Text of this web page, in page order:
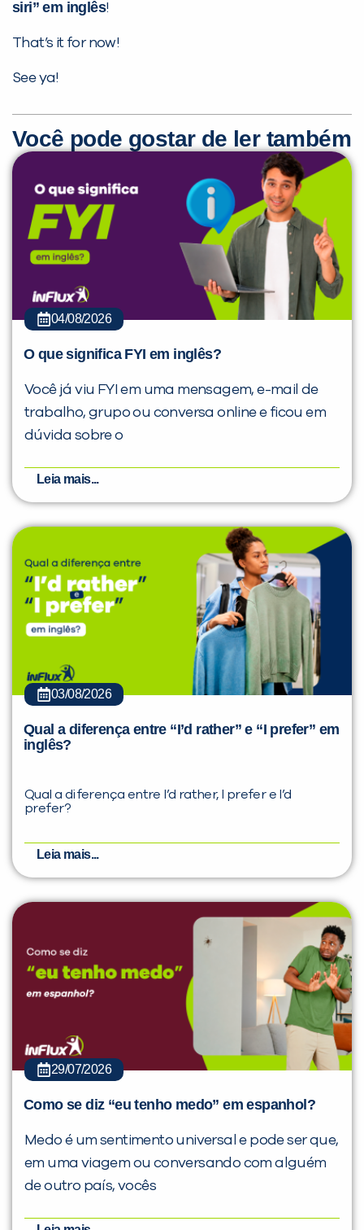
siri” em inglês!
That’s it for now!
See ya!
Você pode gostar de ler também
04/08/2026
O que significa FYI em inglês?
Você já viu FYI em uma mensagem, e-mail de
trabalho, grupo ou conversa online e ficou em
dúvida sobre o
Leia mais...
03/08/2026
Qual a diferença entre “I’d rather” e “I prefer” em
inglês?
Qual a diferença entre I’d rather, I prefer e I’d
prefer?
Leia mais...
29/07/2026
Como se diz “eu tenho medo” em espanhol?
Medo é um sentimento universal e pode ser que,
em uma viagem ou conversando com alguém
de outro país, vocês